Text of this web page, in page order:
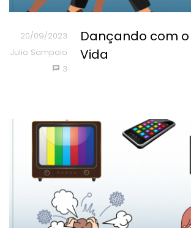
20/09/2023
Julio Sampaio
3
Dançando com o
Vida